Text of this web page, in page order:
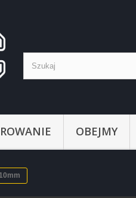
OBEJMY